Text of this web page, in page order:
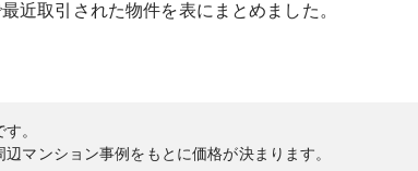
近取引された物件を表にまとめました。
。
マンション事例をもとに価格が決まります。